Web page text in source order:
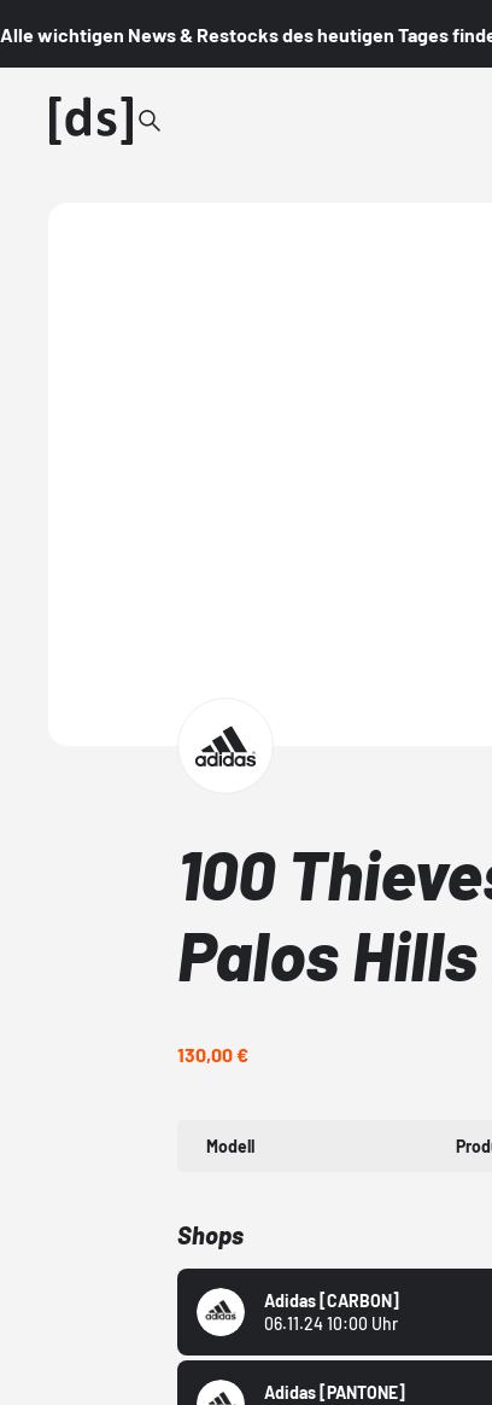
Alle wichtigen News & Restocks des heutigen Tages
100
Palos
130,00 €
Modell
Shops
Adidas [CARBON]
06.11.24 10:00 Uhr
Adidas [PANTONE]